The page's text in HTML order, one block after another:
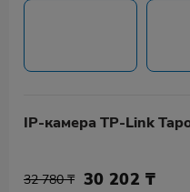
IP-камера TP-Link
32 780 ₸ 30 202 ₸